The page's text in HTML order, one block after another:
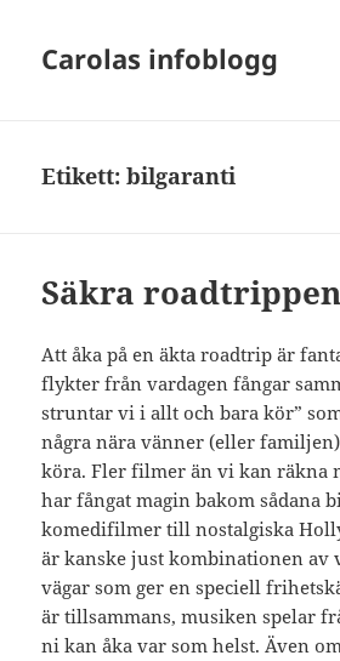
Carolas infoblogg
Etikett:bilgaranti
Säkra roadtrippen
Att åka på en äkta roadtrip är
flykter från vardagen fångar
struntar vi i allt och bara kör”
några nära vänner (eller
köra. Fler filmer än vi kan räkna
har fångat magin bakom sådana
komedifilmer till nostalgiska
är kanske just kombinationen av
vägar som ger en speciell
är tillsammans, musiken spelar
ni kan åka var som helst. Även